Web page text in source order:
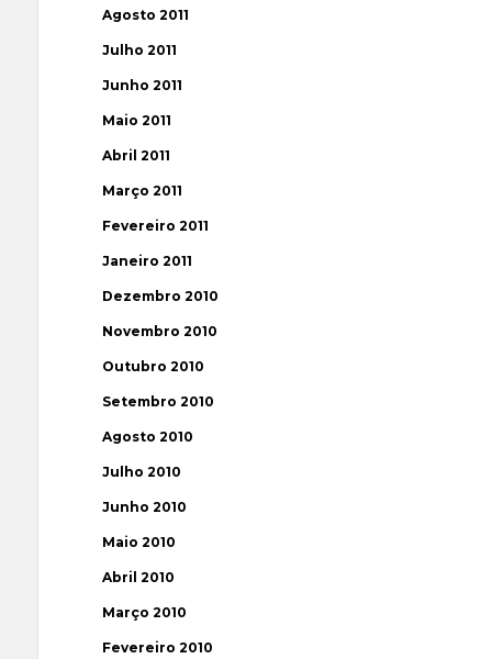
Agosto 2011
Julho 2011
Junho 2011
Maio 2011
Abril 2011
Março 2011
Fevereiro 2011
Janeiro 2011
Dezembro 2010
Novembro 2010
Outubro 2010
Setembro 2010
Agosto 2010
Julho 2010
Junho 2010
Maio 2010
Abril 2010
Março 2010
Fevereiro 2010